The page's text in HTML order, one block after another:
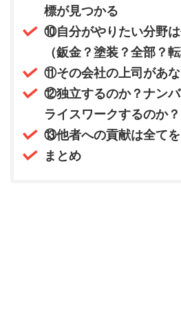
標が見つかる
⑩自分がやりたい分野
（鈑金？塗装？全部？転
⑪その会社の上司があ
⑫独立するのか？ナン
ライスワークするのか？
⑬他者への貢献は全て
まとめ